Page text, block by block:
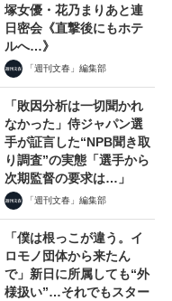
塚女優・花乃まりあと連
日密会《直撃後にもホテ
ルへ…》
「週刊文春」編集部
「敗因分析は一切聞かれ
なかった」侍ジャパン選
手が証言した“NPB聞き取
り調査”の実態「選手から
次期監督の要求は…」
「週刊文春」編集部
「僕は根っこが違う。イ
ロモノ団体から来たん
で」新日に所属しても“外
様扱い”…それでもスター